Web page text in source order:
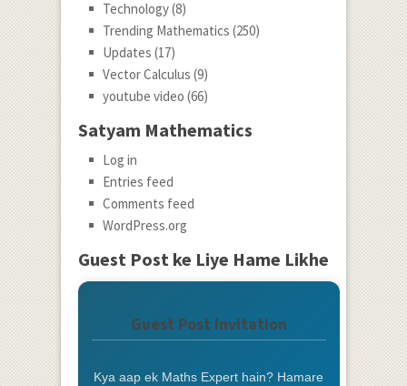
Technology(8)
Trending Mathematics (250)
Updates (17)
Vector Calculus (9)
youtube video (66)
Satyam Mathematics
Log in
Entries feed
Comments feed
WordPress.org
Guest Post ke Liye Hame Likhe
Guest Post Invitation
Kya aap ek Maths Expert hain? Hamare